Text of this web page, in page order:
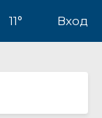
11° Вход